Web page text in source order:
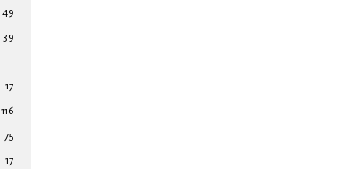
49
39
17
116
75
17